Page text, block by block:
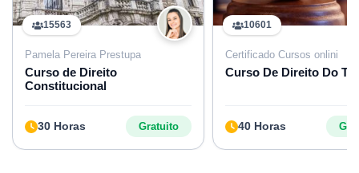
15563
Pamela Pereira Prestupa
Curso de Direito
Constitucional
30 Horas Gratuito
10601
Certificado Cursos onlini
Curso De Direito Do
40 Horas